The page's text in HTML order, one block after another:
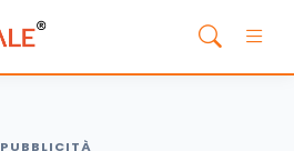
PUBBLICITÀ